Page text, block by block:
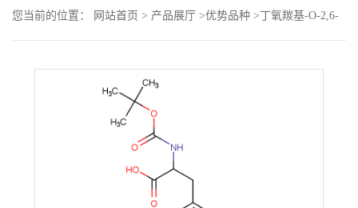
页
您当前的位置： 网站首页 > 产品展厅 >优势品种 >丁氧羰基-O-2,6-